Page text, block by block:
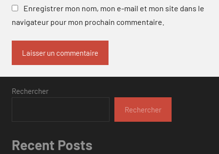
Enregistrer mon nom, mon e-mail et mon site dans le
navigateur pour mon prochain commentaire.
Rechercher
Rechercher
Recent Posts